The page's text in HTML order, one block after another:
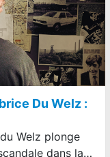
Du Welz :
Welz plonge
dans la…